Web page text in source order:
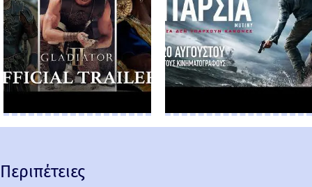
Περιπέτειες